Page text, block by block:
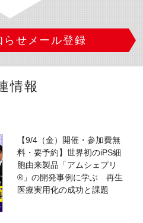
らせメール登録
情報
【9/4（金）開催・参加費無
料・要予約】世界初のiPS細
胞由来製品「アムシェプリ
®」の開発事例に学ぶ 再生
医療実用化の成功と課題